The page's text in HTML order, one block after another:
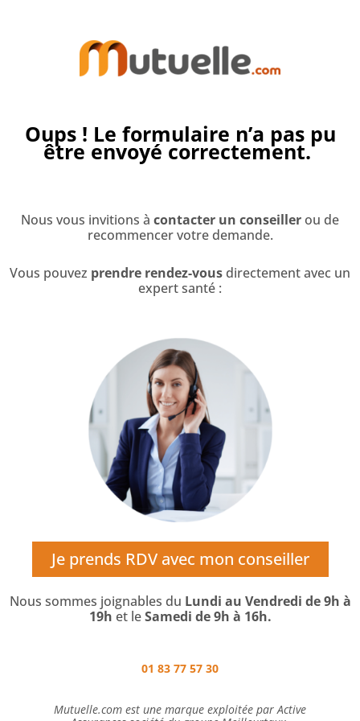
Oups ! Le formulaire n’a pas pu
être envoyé correctement.
Nous vous invitions à contacter un conseillerou de
recommencer votre demande.
Vous pouvez prendre rendez-vousdirectement avec un
expert santé :
Je prends RDV avec mon conseiller
Nous sommes joignables du Lundi au Vendredi de 9h à
19h et leSamedi de 9h à 16h.
01 83 77 57 30
Mutuelle.com est une marque exploitée par Active